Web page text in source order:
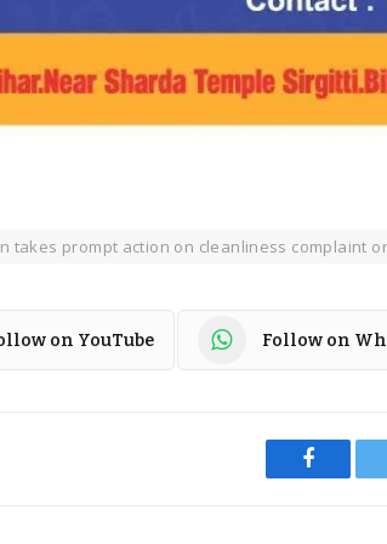
takes prompt action on cleanliness complaint
on YouTube Follow on